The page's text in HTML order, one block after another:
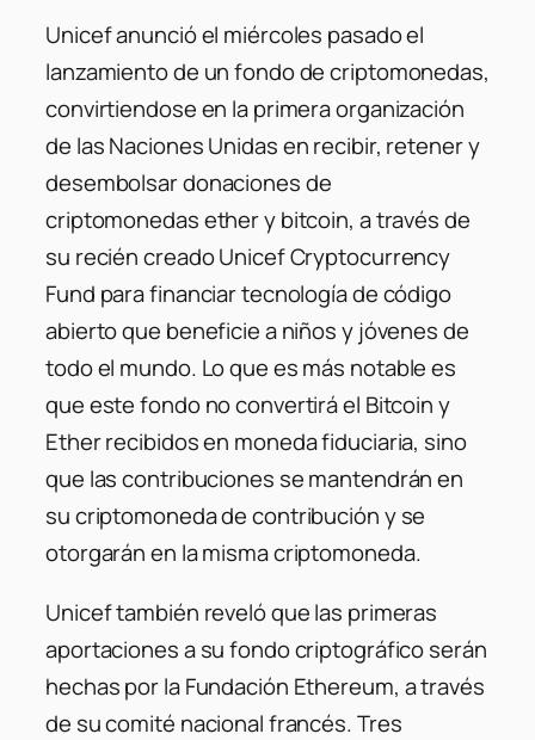
Unicef ​​anunció el miércoles pasado el
lanzamiento de un fondo de criptomonedas,
convirtiendose en la primera organización
de las Naciones Unidas en recibir, retener y
desembolsar donaciones de
criptomonedas ether y bitcoin, a través de
su recién creado Unicef ​​Cryptocurrency
Fund para financiar tecnología de código
abierto que beneficie a niños y jóvenes de
todo el mundo. Lo que es más notable es
que este fondo no convertirá el Bitcoin y
Ether recibidos en moneda fiduciaria, sino
que las contribuciones se mantendrán en
su criptomoneda de contribución y se
otorgarán en la misma criptomoneda.
Unicef ​​también reveló que las primeras
aportaciones a su fondo criptográfico serán
hechas por la Fundación Ethereum, a través
de su comité nacional francés. Tres